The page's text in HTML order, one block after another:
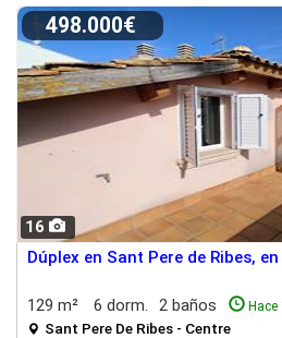
16
498.000€
Dúplex en Sant Pere de Ribes,
129 m² 6 dorm. 2 baños
Sant Pere De Ribes - Centre